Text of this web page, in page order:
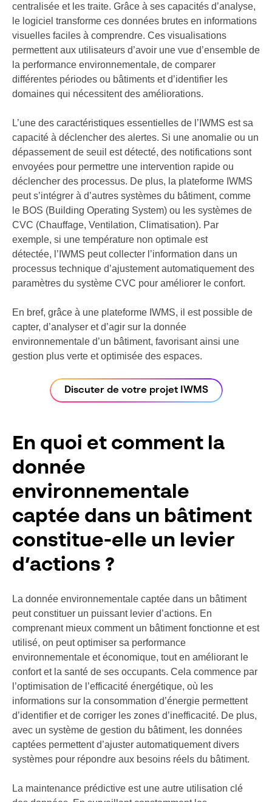
centralisée et les traite. Grâce à ses capacités d’analyse,
le logiciel transforme ces données brutes en informations
visuelles faciles à comprendre. Ces visualisations
permettent aux utilisateurs d’avoir une vue d’ensemble de
la performance environnementale, de comparer
différentes périodes ou bâtiments et d’identifier les
domaines qui nécessitent des améliorations.
L’une des caractéristiques essentielles de l’IWMS est sa
capacité à déclencher des alertes. Si une anomalie ou un
dépassement de seuil est détecté, des notifications sont
envoyées pour permettre une intervention rapide ou
déclencher des processus. De plus, la plateforme IWMS
peut s’intégrer à d’autres systèmes du bâtiment, comme
le BOS (Building Operating System) ou les systèmes de
CVC (Chauffage, Ventilation, Climatisation). Par
exemple, si une température non optimale est
détectée, l’IWMS peut collecter l’information dans un
processus technique d’ajustement automatiquement des
paramètres du système CVC pour améliorer le confort.
En bref, grâce à une plateforme IWMS, il est possible de
capter, d’analyser et d’agir sur la donnée
environnementale d’un bâtiment, favorisant ainsi une
gestion plus verte et optimisée des espaces.
Discuter de votre projet IWMS
En quoi et comment la
donnée
environnementale
captée dans un bâtiment
constitue-elle un levier
d’actions ?
La donnée environnementale captée dans un bâtiment
peut constituer un puissant levier d’actions. En
comprenant mieux comment un bâtiment fonctionne et est
utilisé, on peut optimiser sa performance
environnementale et économique, tout en améliorant le
confort et la santé de ses occupants. Cela commence par
l’optimisation de l’efficacité énergétique, où les
informations sur la consommation d’énergie permettent
d’identifier et de corriger les zones d’inefficacité. De plus,
avec un système de gestion du bâtiment, les données
captées permettent d’ajuster automatiquement divers
systèmes pour répondre aux besoins réels du bâtiment.
La maintenance prédictive est une autre utilisation clé